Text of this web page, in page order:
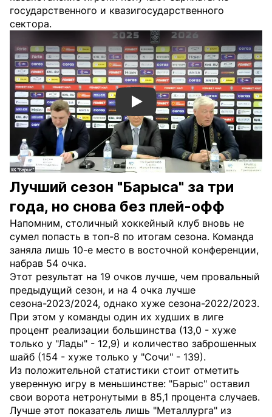
государственного и квазигосударственного
сектора.
Смотреть видео YouTube
Лучший сезон "Барыса" за три
года, но снова без плей-офф
Напомним, столичный хоккейный клуб вновь не
сумел попасть в топ-8 по итогам сезона. Команда
заняла лишь 10-е место в восточной конференции,
набрав 54 очка.
Этот результат на 19 очков лучше, чем провальный
предыдущий сезон, и на 4 очка лучше
сезона-2023/2024, однако хуже сезона-2022/2023.
При этом у команды один их худших в лиге
процент реализации большинства (13,0 - хуже
только у "Лады" - 12,9) и количество заброшенных
шайб (154 - хуже только у "Сочи" - 139).
Из положительной статистики стоит отметить
уверенную игру в меньшинстве: "Барыс" оставил
свои ворота нетронутыми в 85,1 процента случаев.
Лучше этот показатель лишь "Металлурга" из